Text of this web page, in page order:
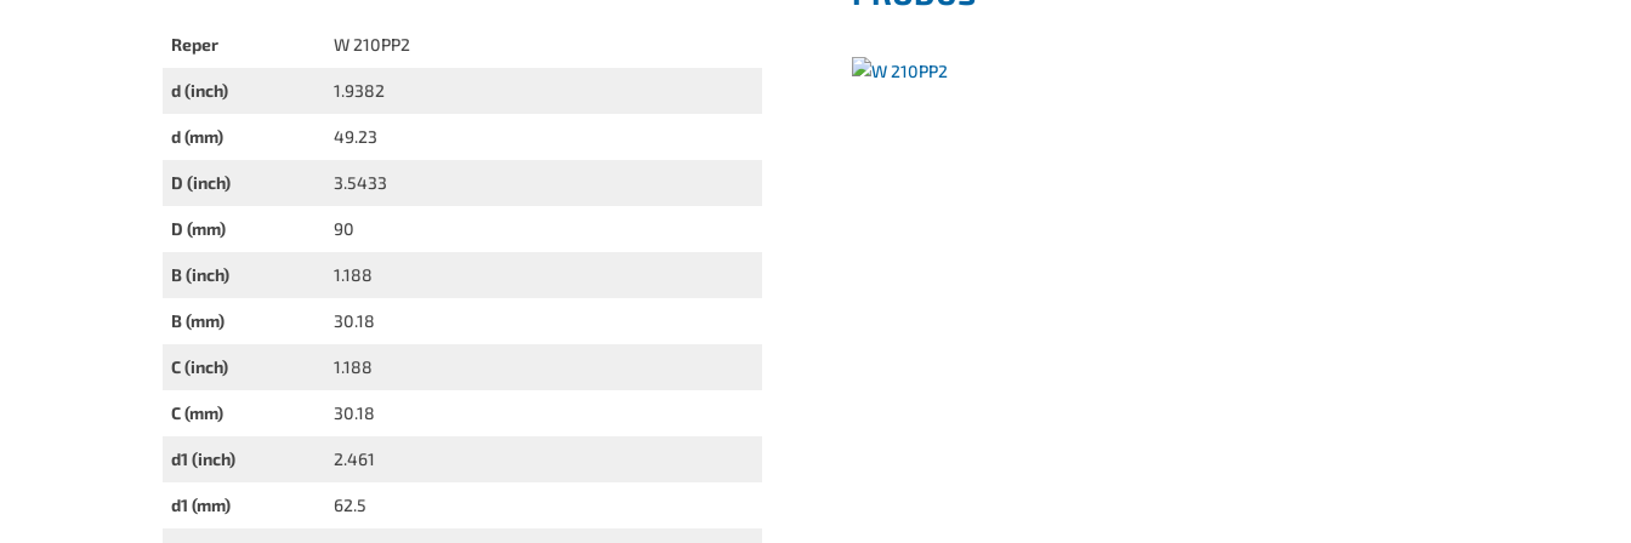
Reper W 210PP2
d (inch) 1.9382
d (mm) 49.23
D (inch) 3.5433
D (mm) 90
B (inch) 1.188
B (mm) 30.18
C (inch) 1.188
C (mm) 30.18
d1 (inch) 2.461
d1 (mm) 62.5